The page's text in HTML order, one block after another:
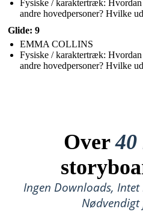
Fysiske / karaktertræk:
andre hovedpersoner? Hvilke
Glide: 9
EMMA COLLINS
Fysiske / karaktertræk: Hvordan
andre hovedpersoner? Hvilke
Over
Ingen Downloads,